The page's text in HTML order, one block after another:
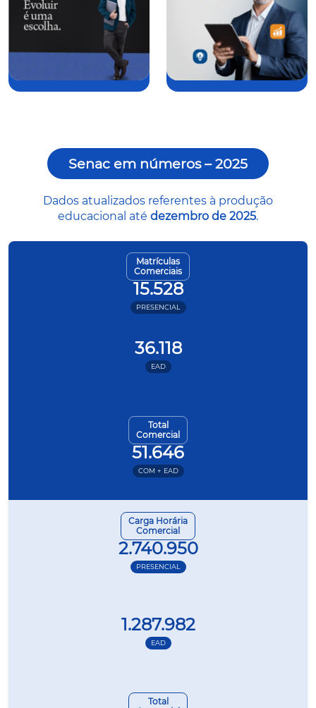
Senac em números – 2025
Dados atualizados referentes à produção
educacional até dezembro de 2025.
Matrículas
Comerciais
15.528
PRESENCIAL
36.118
EAD
Total
Comercial
51.646
COM + EAD
Carga Horária
Comercial
2.740.950
PRESENCIAL
1.287.982
EAD
Total